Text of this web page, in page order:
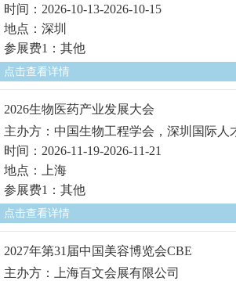
时间：2026-10-13-2026-10-15
地点：深圳
参展费1：其他
点击查看详情
2026生物医药产业发展大会
主办方：中国生物工程学会，深圳国际人
时间：2026-11-19-2026-11-21
地点：上海
参展费1：其他
点击查看详情
2027年第31届中国美容博览会CBE
主办方：上海百文会展有限公司